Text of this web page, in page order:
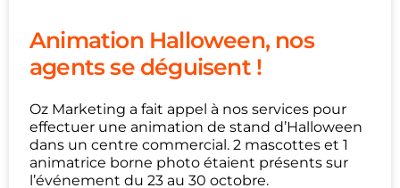
Animation Halloween, nos
agents se déguisent !
Oz Marketing a fait appel à nos services pour
effectuer une animation de stand d’Halloween
dans un centre commercial. 2 mascottes et 1
animatrice borne photo étaient présents sur
l’événement du 23 au 30 octobre.